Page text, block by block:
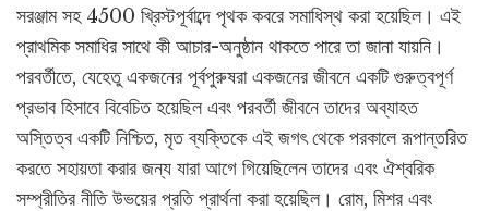
সরঞ্জাম সহ 4500 খ্রিস্টপূর্বাব্দে পৃথক কবরে সমাধিস্থ করা হয়েছিল। এই
প্রাথমিক সমাধির সাথে কী আচার-অনুষ্ঠান থাকতে পারে তা জানা যায়নি।
পরবর্তীতে, যেহেতু একজনের পূর্বপুরুষরা একজনের জীবনে একটি গুরুত্বপূর্ণ
প্রভাব হিসাবে বিবেচিত হয়েছিল এবং পরবর্তী জীবনে তাদের অব্যাহত
অস্তিত্ব একটি নিশ্চিত, মৃত ব্যক্তিকে এই জগৎ থেকে পরকালে রূপান্তরিত
করতে সহায়তা করার জন্য যারা আগে গিয়েছিলেন তাদের এবং ঐশ্বরিক
সম্প্রীতির নীতি উভয়ের প্রতি প্রার্থনা করা হয়েছিল। রোম, মিশর এবং